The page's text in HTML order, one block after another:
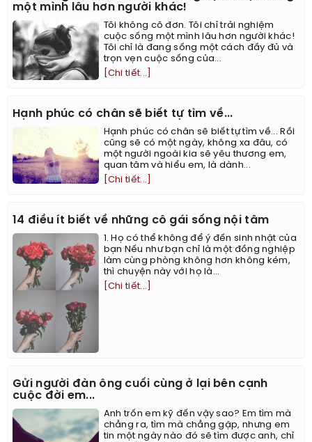
một mình lâu hơn người khác!
Tôi không cô đơn. Tôi chỉ trải nghiệm
cuộc sống một mình lâu hơn người khác!
Tôi chỉ là đang sống một cách đầy đủ và
trọn vẹn cuộc sống của...
[Chi tiết...]
Hạnh phúc có chân sẽ biết tự tìm về...
Hạnh phúc có chân sẽ biết tự tìm về... Rồi
cũng sẽ có một ngày, không xa đâu, có
một người ngoài kia sẽ yêu thương em,
quan tâm và hiểu em, là dành...
[Chi tiết...]
14 điều ít biết về những cô gái sống nội tâm
1. Họ có thể không để ý đến sinh nhật của
bạn Nếu như bạn chỉ là một đồng nghiệp
làm cùng phòng không hơn không kém,
thì chuyện này với họ là...
[Chi tiết...]
Gửi người đàn ông cuối cùng ở lại bên cạnh
cuộc đời em...
Anh trốn em kỹ đến vậy sao? Em tìm mà
chẳng ra, tìm mà chẳng gặp, nhưng em
tin một ngày nào đó sẽ tìm được anh, chỉ